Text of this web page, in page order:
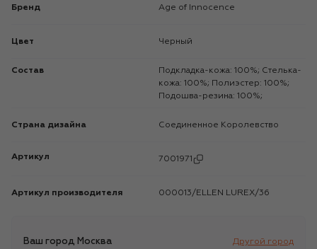
Бренд Age of Innocence
Цвет Черный
Состав
Подкладка-кожа: 100%; Стелька-
кожа: 100%; Полиэстер: 100%;
Подошва-резина: 100%;
Страна дизайна Соединенное Королевство
Артикул 7001971
Артикул производителя 000013/ELLEN LUREX/36
Ваш город Москва Другой город